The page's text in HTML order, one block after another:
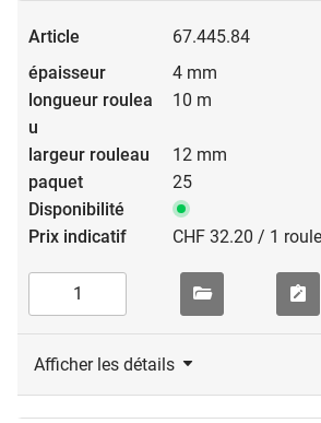
67.445.84
4 mm
10 m
12 mm
25
CHF 32.20 / 1
Afficher les détails